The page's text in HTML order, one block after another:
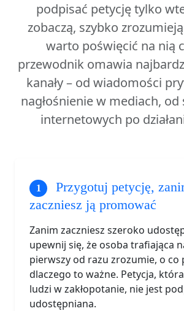
podpisać petycję tylko
zobaczą, szybko
warto poświęcić na nią
przewodnik omawia
kanały – od wiadomości
nagłośnienie w mediach, od
internetowych po
Przygotuj petycję,
zaczniesz ją promować
Zanim zaczniesz szeroko
upewnij się, że osoba trafiająca
pierwszy od razu zrozumie, o co
dlaczego to ważne. Petycja,
ludzi w zakłopotanie, nie jest
udostępniana.